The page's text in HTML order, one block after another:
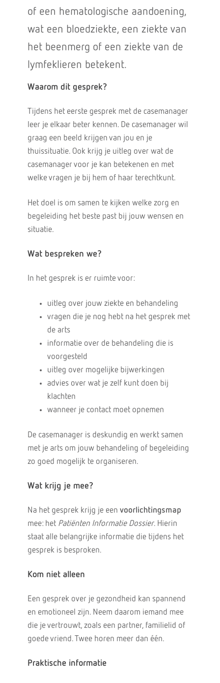
of een hematologische aandoening,
wat een bloedziekte, een ziekte van
het beenmerg of een ziekte van de
lymfeklieren betekent.
Waarom dit gesprek?
Tijdens het eerste gesprek met de casemanager
leer je elkaar beter kennen. De casemanager wil
graag een beeld krijgen van jou en je
thuissituatie. Ook krijg je uitleg over wat de
casemanager voor je kan betekenen en met
welke vragen je bij hem of haar terechtkunt.
Het doel is om samen te kijken welke zorg en
begeleiding het beste past bij jouw wensen en
situatie.
Wat bespreken we?
In het gesprek is er ruimte voor:
uitleg over jouw ziekte en behandeling
vragen die je nog hebt na het gesprek met
de arts
informatie over de behandeling die is
voorgesteld
uitleg over mogelijke bijwerkingen
advies over wat je zelf kunt doen bij
klachten
wanneer je contact moet opnemen
De casemanager is deskundig en werkt samen
met je arts om jouw behandeling of begeleiding
zo goed mogelijk te organiseren.
Wat krijg je mee?
Na het gesprek krijg je een voorlichtingsmap
mee: het Patiënten Informatie Dossier. Hierin
staat alle belangrijke informatie die tijdens het
gesprek is besproken.
Kom niet alleen
Een gesprek over je gezondheid kan spannend
en emotioneel zijn. Neem daarom iemand mee
die je vertrouwt, zoals een partner, familielid of
goede vriend. Twee horen meer dan één.
Praktische informatie